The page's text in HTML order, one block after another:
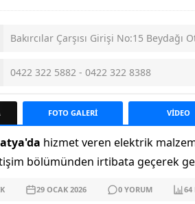
Bakırcılar Çarşısı Girişi No:15 Beydağı
0422 322 5882 - 0422 322 8388
FOTO GALERİ VİDEO
hizmet veren elektrik
bölümünden irtibata geçerek
29 OCAK 2026 0 YORUM 64